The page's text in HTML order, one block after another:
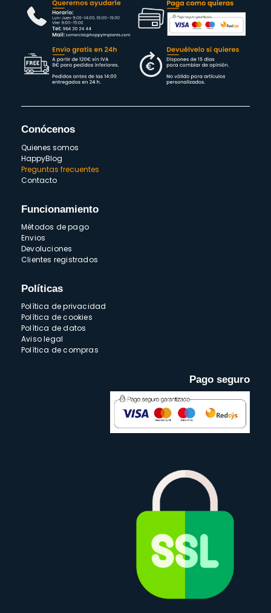
Conócenos
Quienes somos
HappyBlog
Preguntas frecuentes
Contacto
Funcionamiento
Métodos de pago
Envios
Devoluciones
Clientes registrados
Políticas
Política de privacidad
Política de cookies
Política de datos
Aviso legal
Política de compras
Pago seguro